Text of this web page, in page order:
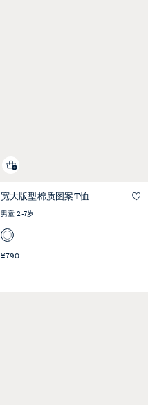
快速预览
宽大版型棉质图案T恤
男童 2-7岁
¥790